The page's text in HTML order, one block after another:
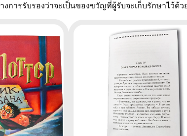
งการรับรองว่าจะเป็นของขวัญที่ผู้รับจะเก็บรักษาไว้ด้